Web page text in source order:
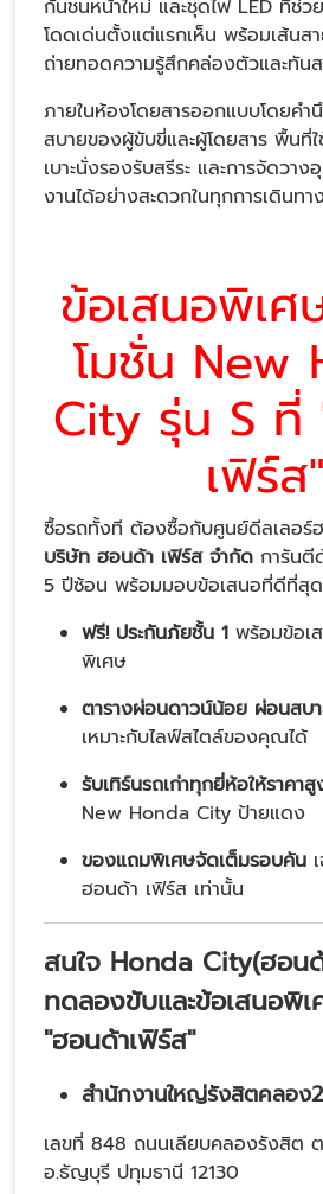
กันชนหน้าใหม่ และชุดไฟ LED ที่ช่
โดดเด่นตั้งแต่แรกเห็น พร้อมเส้นส
ถ่ายทอดความรู้สึกคล่องตัวและทัน
ภายในห้องโดยสารออกแบบโดยคำ
สบายของผู้ขับขี่และผู้โดยสาร พื้นที่
เบาะนั่งรองรับสรีระ และการจัดวา
งานได้อย่างสะดวกในทุกการเดินทา
ข้อเสนอพิเศ
โมชั่น New
City รุ่น S ที่
เฟิร์ส"
ซื้อรถทั้งที ต้องซื้อกับศูนย์ดีลเลอร์
บริษัท ฮอนด้า เฟิร์ส จำกัด การันตี
5 ปีซ้อน พร้อมมอบข้อเสนอที่ดีที่สุ
ฟรี! ประกันภัยชั้น 1 พร้อมข้อเ
พิเศษ
ตารางผ่อนดาวน์น้อย ผ่อนสบ
เหมาะกับไลฟ์สไตล์ของคุณได้
รับเทิร์นรถเก่าทุกยี่ห้อให้ราคาสู
New Honda City ป้ายแดง
ของแถมพิเศษจัดเต็มรอบคัน
ฮอนด้า เฟิร์ส เท่านั้น
สนใจ Honda City(ฮอน
ทดลองขับและข้อเสนอพิ
"ฮอนด้าเฟิร์ส"
สำนักงานใหญ่รังสิตคลอง2
เลขที่ 848 ถนนเลียบคลองรังสิต
อ.ธัญบุรี ปทุมธานี 12130